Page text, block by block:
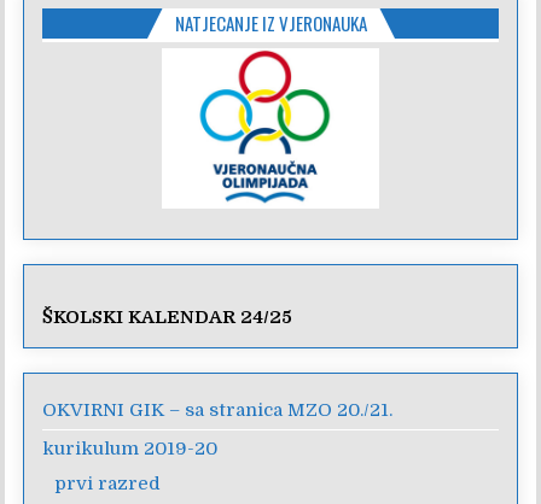
NATJECANJE IZ VJERONAUKA
ŠKOLSKI KALENDAR 24/25
OKVIRNI GIK – sa stranica MZO 20./21.
kurikulum 2019-20
prvi razred